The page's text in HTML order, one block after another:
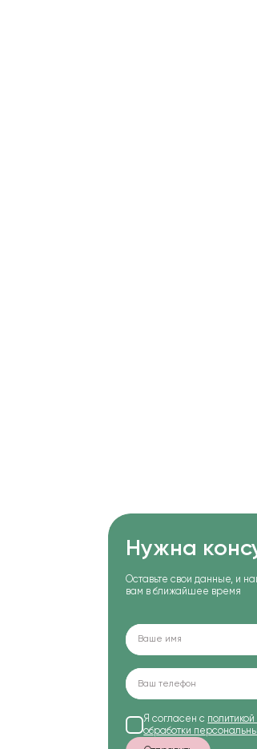
Нужна
Оставьте свои данные, и
вам в ближайшее время
Я согласен с
обработки